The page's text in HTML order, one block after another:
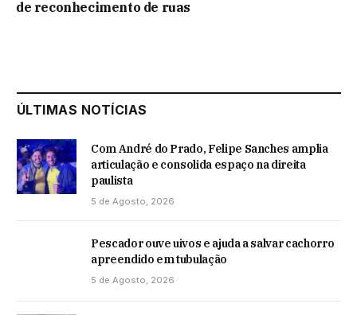
de reconhecimento de ruas
ÚLTIMAS NOTÍCIAS
Com André do Prado, Felipe Sanches amplia
articulação e consolida espaço na direita
paulista
5 de Agosto, 2026
Pescador ouve uivos e ajuda a salvar cachorro
apreendido em tubulação
5 de Agosto, 2026